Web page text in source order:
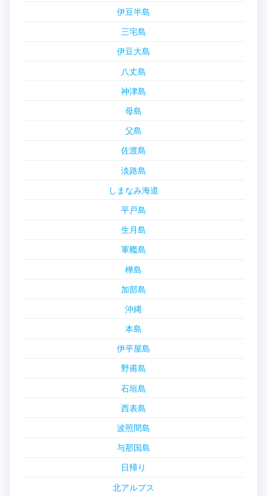
伊豆半島
三宅島
伊豆大島
八丈島
神津島
母島
父島
佐渡島
淡路島
しまなみ海道
平戸島
生月島
軍艦島
樺島
加部島
沖縄
本島
伊平屋島
野甫島
石垣島
西表島
波照間島
与那国島
日帰り
北アルプス